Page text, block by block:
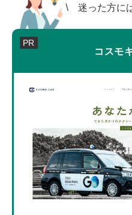
迷った方に
コスモ